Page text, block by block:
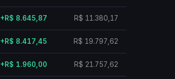
+R$ 8.645,87 R$ 11.380,17
+R$ 8.417,45 R$ 19.797,62
+R$ 1.960,00 R$ 21.757,62